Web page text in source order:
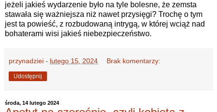
jeżeli jakieś wydarzenie było na tyle bolesne, że zemsta
stawała się ważniejsza niż nawet przysięgi? Trochę o tym
jest ta powieść, z rozbudowaną intrygą, w której wciąż nad
bohaterami wisi jakieś niebezpieczeństwo.
przynadziei - lutego 15, 2024 Brak komentarzy:
Udostępnij
środa, 14 lutego 2024